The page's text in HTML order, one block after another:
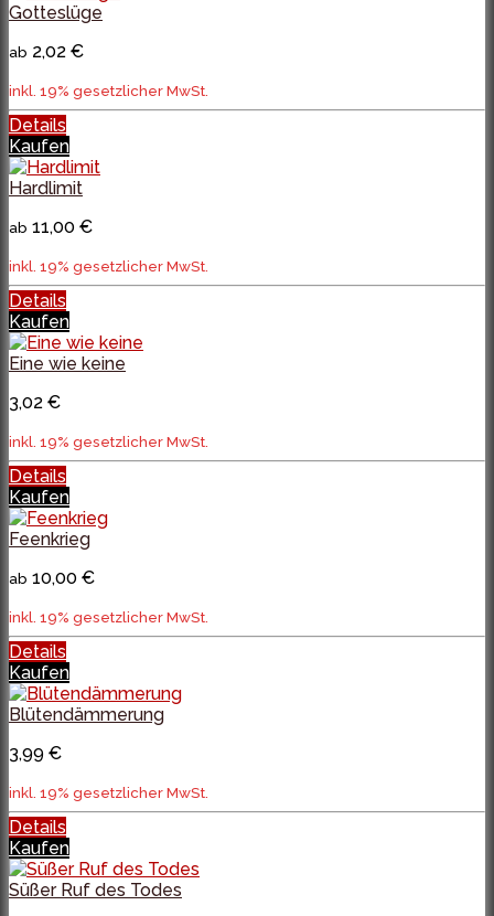
Gotteslüge
ab 2,02 €
inkl. 19% gesetzlicher MwSt.
Details
Kaufen
Hardlimit
ab 11,00 €
inkl. 19% gesetzlicher MwSt.
Details
Kaufen
Eine wie keine
3,02 €
inkl. 19% gesetzlicher MwSt.
Details
Kaufen
Feenkrieg
ab 10,00 €
inkl. 19% gesetzlicher MwSt.
Details
Kaufen
Blütendämmerung
3,99 €
inkl. 19% gesetzlicher MwSt.
Details
Kaufen
Süßer Ruf des Todes